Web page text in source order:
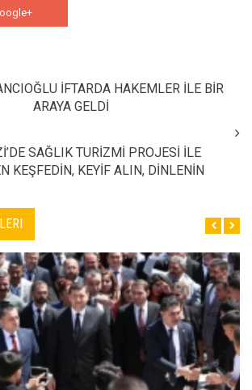
İFTARDA HAKEMLER İLE BİR
ARAYA GELDİ
SAĞLIK TURİZMİ PROJESİ İLE
KEŞFEDİN, KEYİF ALIN, DİNLENİN